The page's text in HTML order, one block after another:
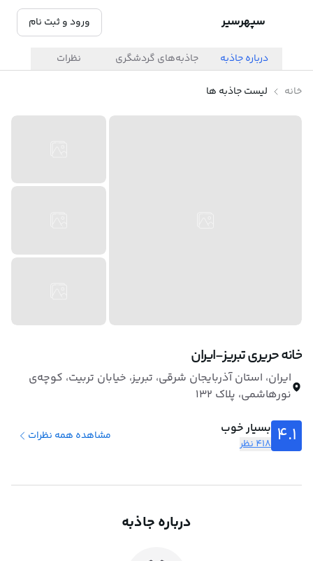
سپهرسیر ورود و ثبت نام
درباره جاذبه جاذبه‌های گردشگری نظرات
خانه لیست جاذبه ها
خانه حریری تبریز-ایران
ایران، استان آذربایجان شرقی، تبریز، خیابان تربیت، کوچه‌ی
نورهاشمی، پلاک ۱۳۲
4.1 بسیار خوب
418 نظر
مشاهده همه نظرات
درباره جاذبه